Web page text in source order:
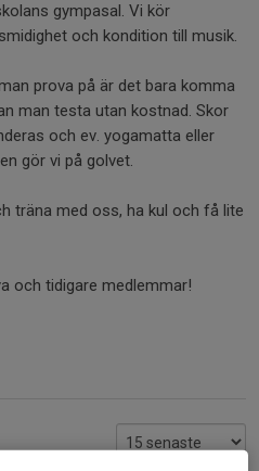
gympasal. Vi kör
och kondition till musik.
prova på är det bara komma
man testa utan kostnad. Skor
och ev. yogamatta eller
gör vi på golvet.
träna med oss, ha kul och få lite
och tidigare medlemmar!